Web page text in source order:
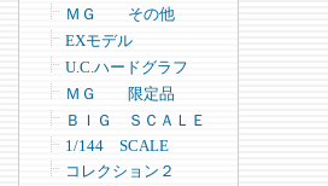
ＭＧ その他
EXモデル
U.C.ハードグラフ
ＭＧ 限定品
ＢＩＧ ＳＣＡＬＥ
1/144 SCALE
コレクション２